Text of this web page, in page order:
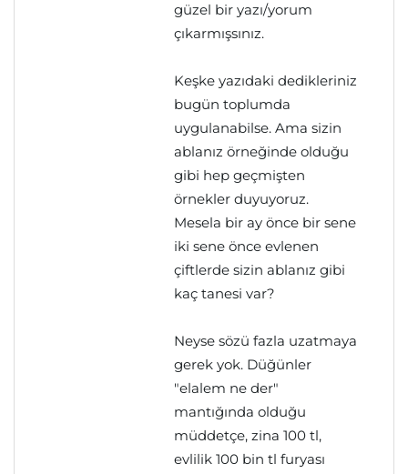
güzel bir yazı/yorum
çıkarmışsınız.
Keşke yazıdaki dedikleriniz
bugün toplumda
uygulanabilse. Ama sizin
ablanız örneğinde olduğu
gibi hep geçmişten
örnekler duyuyoruz.
Mesela bir ay önce bir sene
iki sene önce evlenen
çiftlerde sizin ablanız gibi
kaç tanesi var?
Neyse sözü fazla uzatmaya
gerek yok. Düğünler
"elalem ne der"
mantığında olduğu
müddetçe, zina 100 tl,
evlilik 100 bin tl furyası